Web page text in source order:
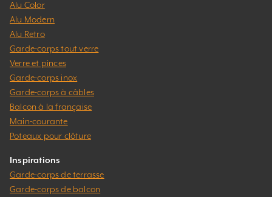
Alu Color
Alu Modern
Alu Retro
Garde-corps tout verre
Verre et pinces
Garde-corps inox
Garde-corps à câbles
Balcon à la française
Main-courante
Poteaux pour clôture
Inspirations
Garde-corps de terrasse
Garde-corps de balcon